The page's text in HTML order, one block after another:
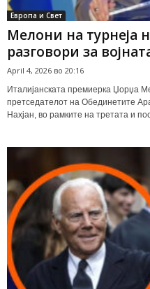
Европа и Свет
Мелони на турнеја
разговори за
April 4, 2026 во 20:16
Италијанската премиерка Џорџа
претседателот на Обединетите
Нахјан, во рамките на третата и